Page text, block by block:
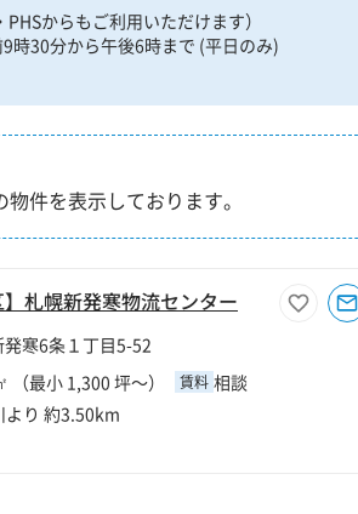
PHSからもご利用いただけます）
時30分から午後6時まで (平日のみ)
件を表示しております。
】札幌新発寒物流センター
寒6条１丁目5-52
（最小 1,300 坪～） 賃料 相談
り 約3.50km